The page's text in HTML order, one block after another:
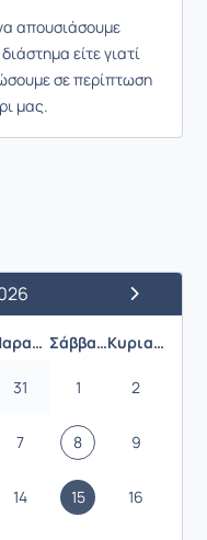
απουσιάσουμε
είτε γιατί
σε περίπτωση
μας.
Επόμενος
Παρασκευή Σάββατο Κυριακή
31 1 2
7 8 9
14 15 16